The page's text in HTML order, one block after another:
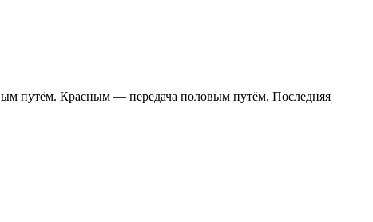
путём. Красным — передача половым путём. Последняя